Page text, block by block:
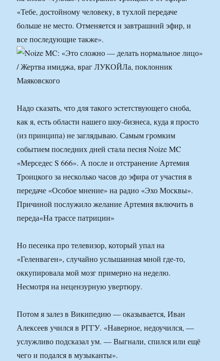
«Тебе, достойному человеку, в тухлой передаче
больше не место. Отменяется и завтрашний эфир, и
все последующие также».
Надо сказать, что для такого эстетствующего сноба,
как я, есть области нашего шоу-бизнеса, куда я просто
(из принципа) не заглядываю. Самым громким
событием последних дней стала песня Noize MC
«Мерседес S 666». А после и отстранение Артемия
Троицкого за несколько часов до эфира от участия в
передаче «Особое мнение» на радио «Эхо Москвы».
Причиной послужило желание Артемия включить в
переда«На трассе патриции»
Но песенка про телевизор, который упал на
«Геленваген», случайно услышанная мной где-то,
оккупировала мой мозг примерно на неделю.
Несмотря на нецензурную увертюру.
Потом я залез в Википедию — оказывается, Иван
Алексеев учился в РГГУ. «Наверное, недоучился, —
услужливо подсказал ум. — Выгнали, спился или ещё
чего и подался в музыканты».